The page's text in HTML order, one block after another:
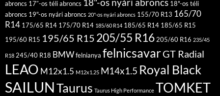
abroncs 17″-os téli abroncs 18"-os nyári abroncs 18"-os téli
abroncs 19"-os nyári abroncs 20"-os nyári abroncs 155/70 R13 165/70
R14 175/65 R14 175/70 R14 185/60 R14 185/65 R14 185/65 R15
195/60 R15 195/65 R15 205/55 R16 205/60 R16 235/45
R18 245/40 R18 BMWfelnianya felnicsavarGT Radial
LEAO M12x1.5 M12x1.25 M14x1.5 Royal Black
SAILUNTaurus Taurus High Performance TOMKET